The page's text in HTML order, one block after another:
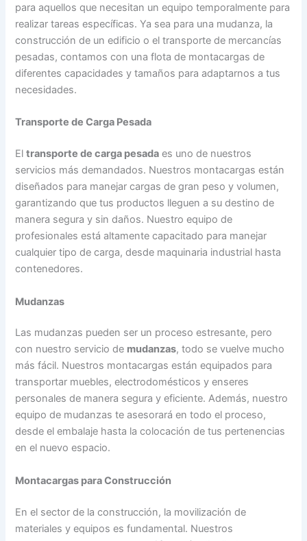
para aquellos que necesitan un equipo temporalmente para
realizar tareas específicas. Ya sea para una mudanza, la
construcción de un edificio o el transporte de mercancías
pesadas, contamos con una flota de montacargas de
diferentes capacidades y tamaños para adaptarnos a tus
necesidades.
Transporte de Carga Pesada
Eltransporte de carga pesada es uno de nuestros
servicios más demandados. Nuestros montacargas están
diseñados para manejar cargas de gran peso y volumen,
garantizando que tus productos lleguen a su destino de
manera segura y sin daños. Nuestro equipo de
profesionales está altamente capacitado para manejar
cualquier tipo de carga, desde maquinaria industrial hasta
contenedores.
Mudanzas
Las mudanzas pueden ser un proceso estresante, pero
con nuestro servicio de mudanzas, todo se vuelve mucho
más fácil. Nuestros montacargas están equipados para
transportar muebles, electrodomésticos y enseres
personales de manera segura y eficiente. Además, nuestro
equipo de mudanzas te asesorará en todo el proceso,
desde el embalaje hasta la colocación de tus pertenencias
en el nuevo espacio.
Montacargas para Construcción
En el sector de la construcción, la movilización de
materiales y equipos es fundamental. Nuestros